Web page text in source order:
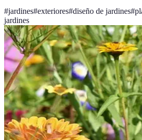
#jardines#exteriores#diseño de jardines#
jardines